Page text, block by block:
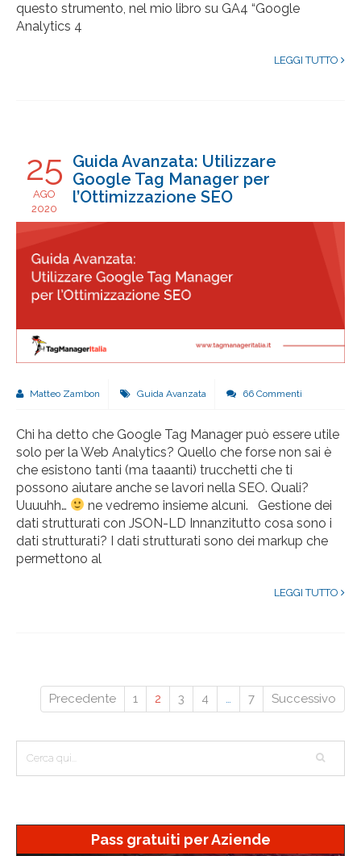
questo strumento, nel mio libro su GA4 “Google
Analytics 4
LEGGI TUTTO
25
AGO
2020
Guida Avanzata: Utilizzare
Google Tag Manager per
l’Ottimizzazione SEO
Matteo Zambon Guida Avanzata 66 Commenti
Chi ha detto che Google Tag Manager può essere utile
solo per la Web Analytics? Quello che forse non sai è
che esistono tanti (ma taaanti) trucchetti che ti
possono aiutare anche se lavori nella SEO. Quali?
Uuuuhh…
ne vedremo insieme alcuni. Gestione dei
dati strutturati con JSON-LD Innanzitutto cosa sono i
dati strutturati? I dati strutturati sono dei markup che
permettono al
LEGGI TUTTO
Precedente 1 2 3 4 7 Successivo
Pass gratuiti per Aziende